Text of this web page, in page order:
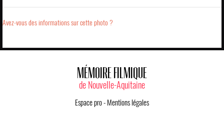
Avez-vous des informations sur cette photo ?
MÉMOIRE FILMIQUE
de Nouvelle-Aquitaine
Espace pro- Mentions légales